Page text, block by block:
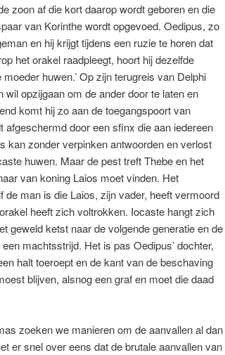
zoon af die kort daarop wordt geboren en die
van Korinthe wordt opgevoed. Oedipus, zo
en hij krijgt tijdens een ruzie te horen dat
het orakel raadpleegt, hoort hij dezelfde
huwen.’ Op zijn terugreis van Delphi
opzijgaan om de ander door te laten en
komt hij zo aan de toegangspoort van
door een sfinx die aan iedereen
kan zonder verpinken antwoorden en verlost
huwen. Maar de pest treft Thebe en het
van koning Laios moet vinden. Het
man is die Laios, zijn vader, heeft vermoord
heeft zich voltrokken. Iocaste hangt zich
geweld ketst naar de volgende generatie en de
machtsstrijd. Het is pas Oedipus’ dochter,
halt toeroept en de kant van de beschaving
blijven, alsnog een graf en moet die daad
zoeken we manieren om de aanvallen al dan
er snel over eens dat de brutale aanvallen van